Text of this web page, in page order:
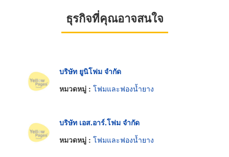
ธุรกิจที่คุณอาจสนใจ
บริษัท ยูนิโฟม จำกัด
หมวดหมู่ : โฟมและฟองน้ำยาง
บริษัท เอส.อาร์.โฟม จำกัด
หมวดหมู่ : โฟมและฟองน้ำยาง